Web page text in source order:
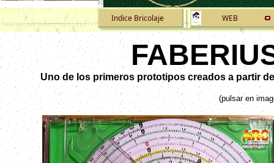
Indice Bricolaje WEB
Uno de los primeros prototipos creados a partir
(pulsar en